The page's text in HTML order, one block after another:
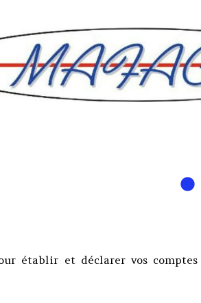
établir et déclarer vos comptes